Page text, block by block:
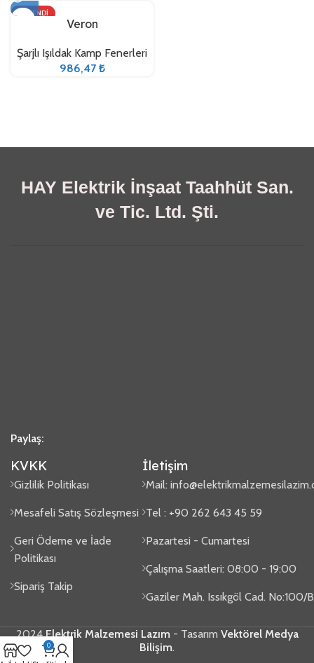
TÜKENDI
Veron
Şarjlı Işıldak Kamp Fenerleri
986,47₺
HAY Elektrik İnşaat Taahhüt San.
ve Tic. Ltd. Şti.
Paylaş:
KVKK
Gizlilik Politikası
Mesafeli Satış Sözleşmesi
Geri Ödeme ve İade
Politikası
Sipariş Takip
İletişim
Mail:
Tel : +90 262 643 45 59
Pazartesi - Cumartesi
Çalışma Saatleri: 08:00 - 19:00
Gaziler Mah. Issıkgöl Cad. No:100/
2024Elektrik Malzemesi Lazım- Tasarım Vektörel Medya
Bilişim.
0